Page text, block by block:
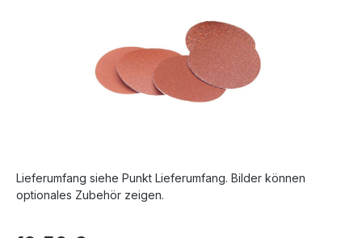
Lieferumfang siehe Punkt Lieferumfang. Bilder können
optionales Zubehör zeigen.